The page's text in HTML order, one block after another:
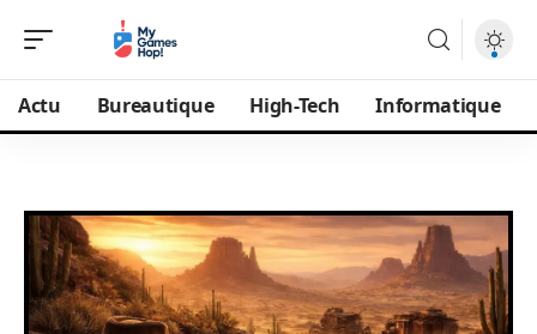
Actu Bureautique High-Tech Informatique